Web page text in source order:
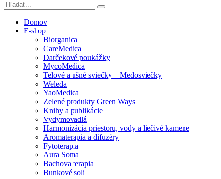
Domov
E-shop
Biorganica
CareMedica
Darčekové poukážky
MycoMedica
Telové a ušné sviečky – Medosviečky
Weleda
YaoMedica
Zelené produkty Green Ways
Knihy a publikácie
Vydymovadlá
Harmonizácia priestoru, vody a liečivé kamene
Aromaterapia a difuzéry
Fytoterapia
Aura Soma
Bachova terapia
Bunkové soli